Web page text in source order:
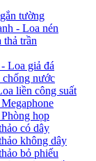
tường
- Loa nén
thả trần
Loa giả đá
nước
liền công suất
họp
có dây
không dây
bỏ phiếu